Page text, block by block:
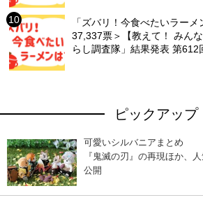
「ズバリ！今食べたいラー
37,337票＞【教えて！ みん
らし調査隊」結果発表 第612
ピックアップ
可愛いシルバニアまとめ
『鬼滅の刃』の再現ほか、
公開